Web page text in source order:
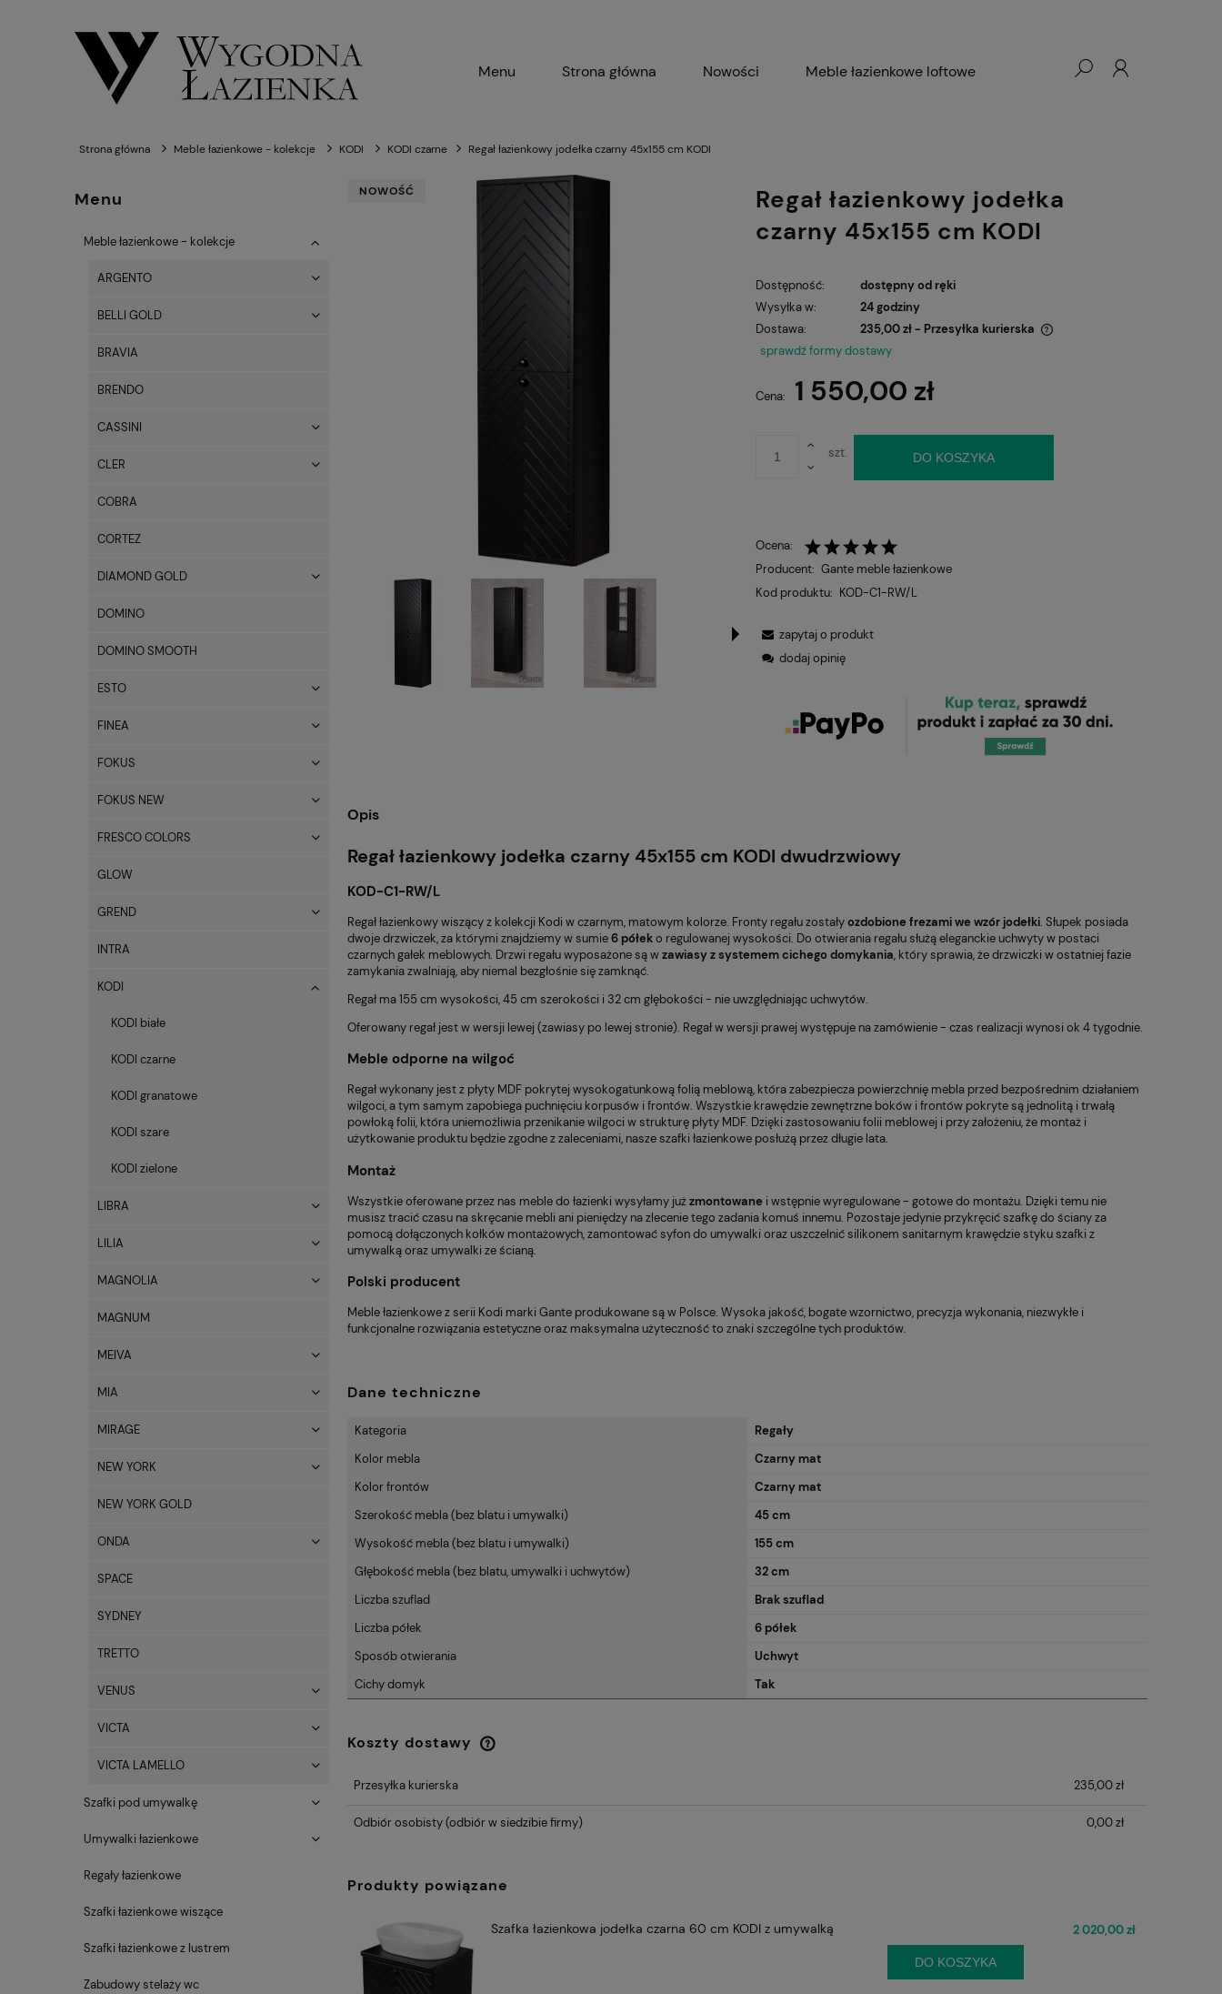
Menu Strona główna Nowości Meble łazienkowe loftowe
Strona główna Meble łazienkowe - kolekcje KODI KODI czarne Regał łazienkowy jodełka czarny 45x155 cm KODI
Menu
Meble łazienkowe - kolekcje
ARGENTO
BELLI GOLD
BRAVIA
BRENDO
CASSINI
CLER
COBRA
CORTEZ
DIAMOND GOLD
DOMINO
DOMINO SMOOTH
ESTO
FINEA
FOKUS
FOKUS NEW
FRESCO COLORS
GLOW
GREND
INTRA
KODI
KODI białe
KODI czarne
KODI granatowe
KODI szare
KODI zielone
LIBRA
LILIA
MAGNOLIA
MAGNUM
MEIVA
MIA
MIRAGE
NEW YORK
NEW YORK GOLD
ONDA
SPACE
SYDNEY
TRETTO
VENUS
VICTA
VICTA LAMELLO
Szafki pod umywalkę
Umywalki łazienkowe
Regały łazienkowe
Szafki łazienkowe wiszące
Szafki łazienkowe z lustrem
Zabudowy stelaży wc
NOWOŚĆ
Regał łazienkowy jodełka
czarny 45x155 cm KODI
Dostępność:
dostępny od ręki
Wysyłka w:
24 godziny
Dostawa:
235,00 zł - Przesyłka kurierska
płatności
sprawdź formy dostawy
Cena: 1 550,00 zł
szt. DO KOSZYKA
Ocena:
Producent: Gante meble łazienkowe
Kod produktu: KOD-C1-RW/L
zapytaj o produkt
dodaj opinię
Opis
Regał łazienkowy jodełka czarny 45x155 cm KODI dwudrzwiowy
KOD-C1-RW/L
Regał łazienkowy wiszący z kolekcji Kodi w czarnym, matowym kolorze. Fronty regału zostałyozdobione frezami we wzór jodełki. Słupek posiada
dwoje drzwiczek, za którymi znajdziemy w sumie6 półeko regulowanej wysokości. Do otwierania regału służą eleganckie uchwyty w postaci
czarnych gałek meblowych. Drzwi regału wyposażone są wzawiasy z systemem cichego domykania, który sprawia, że drzwiczki w ostatniej fazie
zamykania zwalniają, aby niemal bezgłośnie się zamknąć.
Regał ma 155 cm wysokości, 45 cm szerokości i 32 cm głębokości - nie uwzględniając uchwytów.
Oferowany regał jest w wersji lewej (zawiasy po lewej stronie). Regał w wersji prawej występuje na zamówienie - czas realizacji wynosi ok 4 tygodnie.
Meble odporne na wilgoć
Regał wykonany jest z płyty MDF pokrytej wysokogatunkową folią meblową, która zabezpiecza powierzchnię mebla przed bezpośrednim działaniem
wilgoci, a tym samym zapobiega puchnięciu korpusów i frontów. Wszystkie krawędzie zewnętrzne boków i frontów pokryte są jednolitą i trwałą
powłoką folii, która uniemożliwia przenikanie wilgoci w strukturę płyty MDF. Dzięki zastosowaniu folii meblowej i przy założeniu, że montaż i
użytkowanie produktu będzie zgodne z zaleceniami, nasze szafki łazienkowe posłużą przez długie lata.
Montaż
Wszystkie oferowane przez nas meble do łazienki wysyłamy jużzmontowane i wstępnie wyregulowane - gotowe do montażu. Dzięki temu nie
musisz tracić czasu na skręcanie mebli ani pieniędzy na zlecenie tego zadania komuś innemu. Pozostaje jedynie przykręcić szafkę do ściany za
pomocą dołączonych kołków montażowych, zamontować syfon do umywalki oraz uszczelnić silikonem sanitarnym krawędzie styku szafki z
umywalką oraz umywalki ze ścianą.
Polski producent
Meble łazienkowe z serii Kodi marki Gante produkowane są w Polsce. Wysoka jakość, bogate wzornictwo, precyzja wykonania, niezwykłe i
funkcjonalne rozwiązania estetyczne oraz maksymalna użyteczność to znaki szczególne tych produktów.
Dane techniczne
Kategoria
Regały
Kolor mebla
Czarny mat
Kolor frontów
Czarny mat
Szerokość mebla (bez blatu i umywalki)
45 cm
Wysokość mebla (bez blatu i umywalki)
155 cm
Głębokość mebla (bez blatu, umywalki i uchwytów)
32 cm
Liczba szuflad
Brak szuflad
Liczba półek
6 półek
Sposób otwierania
Uchwyt
Cichy domyk
Tak
Koszty dostawy
Przesyłka kurierska 235,00 zł
Odbiór osobisty(odbiór w siedzibie firmy) 0,00 zł
Produkty powiązane
Szafka łazienkowa jodełka czarna 60 cm KODI z umywalką 2 020,00 zł
DO KOSZYKA